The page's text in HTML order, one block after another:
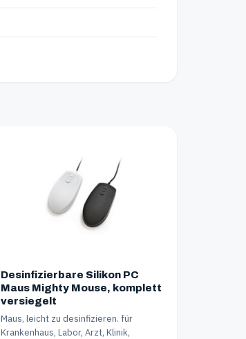
Desinfizierbare Silikon PC
Maus Mighty Mouse, komplett
versiegelt
Maus, leicht zu desinfizieren. für
Krankenhaus, Labor, Arzt, Klinik,